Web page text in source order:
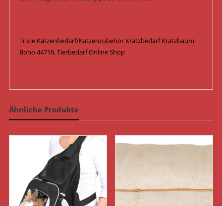
Trixie Katzenbedarf/Katzenzubehör Kratzbedarf Kratzbaum
Boho 44716, Tierbedarf Online Shop
Ähnliche Produkte